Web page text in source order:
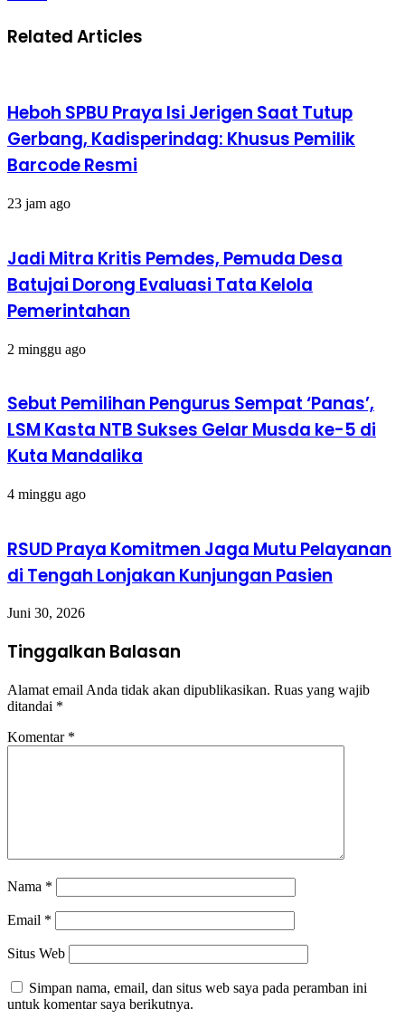
Related Articles
Heboh SPBU Praya Isi Jerigen Saat Tutup
Gerbang, Kadisperindag: Khusus Pemilik
Barcode Resmi
23 jam ago
Jadi Mitra Kritis Pemdes, Pemuda Desa
Batujai Dorong Evaluasi Tata Kelola
Pemerintahan
2 minggu ago
Sebut Pemilihan Pengurus Sempat ‘Panas’,
LSM Kasta NTB Sukses Gelar Musda ke-5 di
Kuta Mandalika
4 minggu ago
RSUD Praya Komitmen Jaga Mutu Pelayanan
di Tengah Lonjakan Kunjungan Pasien
Juni 30, 2026
Tinggalkan Balasan
Alamat email Anda tidak akan dipublikasikan. Ruas yang wajib
ditandai *
Komentar *
Nama *
Email *
Situs Web
Simpan nama, email, dan situs web saya pada peramban ini
untuk komentar saya berikutnya.